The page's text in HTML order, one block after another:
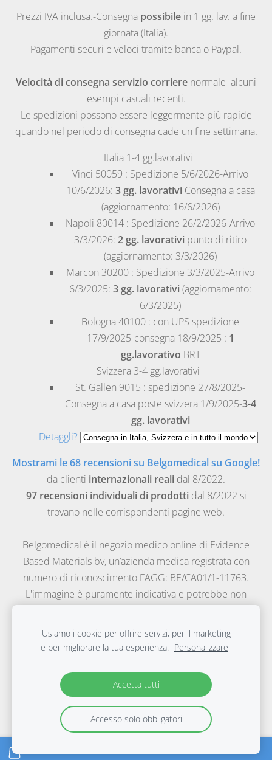
Prezzi IVA inclusa.-Consegna possibile in 1 gg. lav. a fine
giornata (Italia).
Pagamenti securi e veloci tramite banca o Paypal.
Velocità di consegna servizio corriere normale–alcuni
esempi casuali recenti.
Le spedizioni possono essere leggermente più rapide
quando nel periodo di consegna cade un fine settimana.
Italia 1-4 gg.lavorativi
Vinci 50059 : Spedizione 5/6/2026-Arrivo
10/6/2026: 3 gg. lavorativi Consegna a casa
(aggiornamento: 16/6/2026)
Napoli 80014 : Spedizione 26/2/2026-Arrivo
3/3/2026: 2 gg. lavorativi punto di ritiro
(aggiornamento: 3/3/2026)
Marcon 30200 : Spedizione 3/3/2025-Arrivo
6/3/2025: 3 gg. lavorativi (aggiornamento:
6/3/2025)
Bologna40100 : con UPS spedizione
17/9/2025-consegna 18/9/2025 : 1
gg.lavorativo BRT
Svizzera 3-4 gg.lavorativi
St. Gallen 9015 : spedizione 27/8/2025-
Consegna a casa poste svizzera 1/9/2025-3-4
gg. lavorativi
Detaggli?
Mostrami le 68 recensioni su Belgomedical su Google!
da clienti internazionali reali dal 8/2022.
97 recensioni individuali di prodotti dal 8/2022 si
trovano nelle corrispondenti pagine web.
Belgomedical è il negozio medico online di Evidence
Based Materials bv, un’azienda medica registrata con
numero di riconoscimento FAGG: BE/CA01/1-11763.
L'immagine è puramente indicativa e potrebbe non
Precauzione: le informazioni qui sopra riportare hanno
uno scopo puramente informativo: chiedere sempre il
medico prima dell’uso du questo prodotto.
© 2003-2026 Belgomedical, tutti i diritti riservati.
Usiamo i cookie per offrire servizi, per il marketing
e per migliorare la tua esperienza. Personalizzare
Accetta tutti
Accesso solo obbligatori